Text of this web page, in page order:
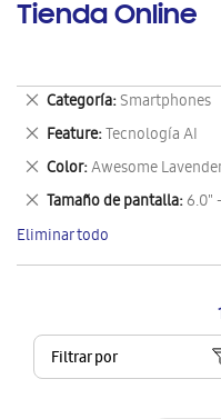
Tienda Online
Filtrar por
Categoría Smartphones
Eliminar
este
artículo
Feature Tecnología AI
Eliminar
este
artículo
Color Awesome
Eliminar
este
artículo
Tamaño de pantalla 6.0"
Eliminar
este
artículo
Eliminar todo